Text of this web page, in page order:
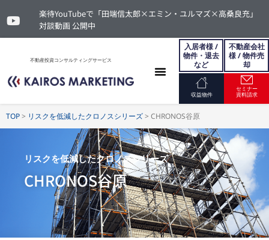
楽待YouTubeで「田端信太郎×エミン・ユルマズ×高桑良充」
対談動画 公開中
不動産投資コンサルティングサービス
入居者様 /
物件・退去
など
不動産会社
様 / 物件売
却
収益物件
セミナー
資料請求
TOP> リスクを低減したクロノスシリーズ> CHRONOS谷原
リスクを低減したクロノスシリーズ
CHRONOS谷原